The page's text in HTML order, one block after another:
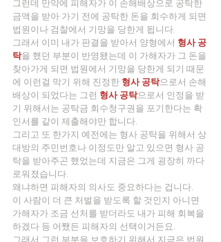
그런데 만약에 피해자가 이 손해배상으로 공탁한
금액을 받아 가기 전에 공탁한 돈을 회수하게 되면
법원이나 검찰에서 기망을 당한게 됩니다.
그래서 이미 내가 판결을 받아서 양형에서 형사 공
탁을 했던 부분이 반영됐는데 이 가해자가 그 돈을
찾아가게 되면 법원에서 기망을 당한게 되기 때문
에 이런걸 막기 위해 진정한 형사 공탁으로서 손해
배상이 되었다는 그런 형사 공탁으로서 인정을 받
기 위해서는 공탁금 회수청구권을 포기한다는 확
인서를 같이 제출해야만 합니다.
그리고 또 한가지 예전에는 형사 공탁을 위해서 상
대방의 주민번호나 이정도만 알고 있으면 형사 공
탁을 받아주곤 했었는데 지금은 그게 굉장히 까다
로워졌습니다.
왜냐하면 피해자의 의사도 중요하다는 겁니다.
이 사람이 더 큰 처벌을 받도록 할 것인지 아니면
가해자가 조금 선처를 받더라도 내가 피해 회복을
하겠다 등 어쨌든 피해자의 선택이거든요.